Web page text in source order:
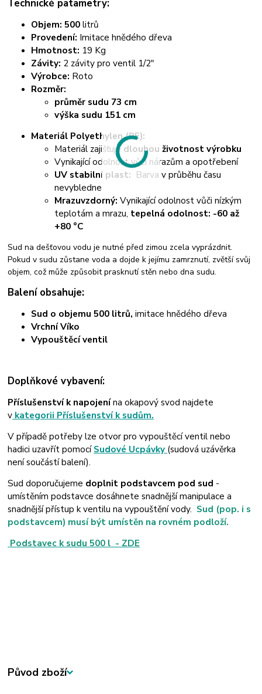
Technické patametry:
Objem: 500litrů
Provedení: Imitace hnědého dřeva
Hmotnost: 19 Kg
Závity: 2 závity pro ventil 1/2"
Výrobce: Roto
Rozměr:
průměr sudu 73 cm
výška sudu 151 cm
Materiál Polyethylen (PE):
Materiál zajišťujedlouhou životnost výrobku
Vynikající odolnost vůči nárazům a opotřebení
UV stabilní plast: Barva v průběhu času
nevybledne
Mrazuvzdorný:Vynikající odolnost vůči nízkým
teplotám a mrazu, tepelná odolnost: -60 až
+80 °C
Sud na dešťovou vodu je nutné před zimou zcela vyprázdnit.
Pokud v sudu zůstane voda a dojde k jejímu zamrznutí, zvětší svůj
objem, což může způsobit prasknutí stěn nebo dna sudu.
Balení obsahuje:
Sud o objemu 500 litrů,imitace hnědého dřeva
Vrchní Víko
Vypouštěcí ventil
Doplňkové vybavení:
Příslušenství k napojenína okapový svod najdete
v kategorii Příslušenství k sudům.
V případě potřeby lze otvor pro vypouštěcí ventil nebo
hadici uzavřít pomocí Sudové Ucpávky (sudová uzávěrka
není součástí balení).
Sud doporučujeme doplnit podstavcem pod sud -
umístěním podstavce dosáhnete snadnější manipulace a
snadnější přístup k ventilu na vypouštění vody. Sud (pop. i s
podstavcem) musí být umístěn na rovném podloží.
Podstavec k sudu 500 l - ZDE
Původ zboží